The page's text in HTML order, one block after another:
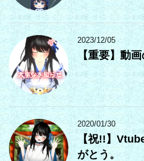
2023/12/05
【重要】動
2020/01/30
【祝!!】
がとう。